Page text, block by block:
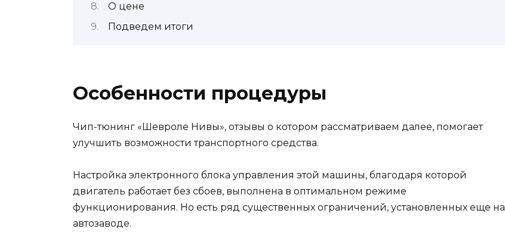
О цене
Подведем итоги
Особенности процедуры
Чип-тюнинг «Шевроле Нивы», отзывы о котором рассматриваем далее, помогает
улучшить возможности транспортного средства.
Настройка электронного блока управления этой машины, благодаря которой
двигатель работает без сбоев, выполнена в оптимальном режиме
функционирования. Но есть ряд существенных ограничений, установленных еще на
автозаводе.